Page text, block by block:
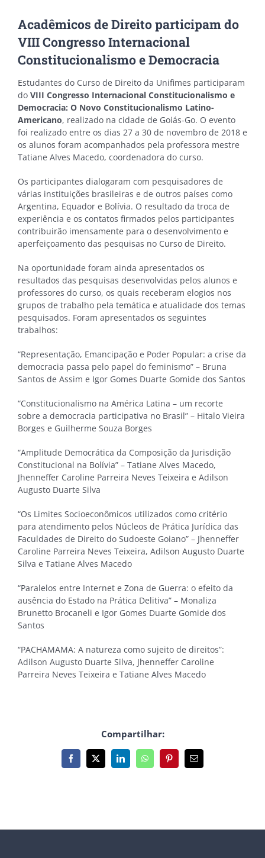
Acadêmicos de Direito participam do
VIII Congresso Internacional
Constitucionalismo e Democracia
Estudantes do Curso de Direito da Unifimes participaram
do VIII Congresso Internacional Constitucionalismo e
Democracia: O Novo Constitucionalismo Latino-
Americano, realizado na cidade de Goiás-Go. O evento
foi realizado entre os dias 27 a 30 de novembro de 2018 e
os alunos foram acompanhados pela professora mestre
Tatiane Alves Macedo, coordenadora do curso.
Os participantes dialogaram com pesquisadores de
várias instituições brasileiras e de outros países como
Argentina, Equador e Bolívia. O resultado da troca de
experiência e os contatos firmados pelos participantes
contribuirão imensamente para o desenvolvimento e
aperfeiçoamento das pesquisas no Curso de Direito.
Na oportunidade foram ainda apresentados os
resultados das pesquisas desenvolvidas pelos alunos e
professores do curso, os quais receberam elogios nos
grupos de trabalho pela temática e atualidade dos temas
pesquisados. Foram apresentados os seguintes
trabalhos:
“Representação, Emancipação e Poder Popular: a crise da
democracia passa pelo papel do feminismo” – Bruna
Santos de Assim e Igor Gomes Duarte Gomide dos Santos
“Constitucionalismo na América Latina – um recorte
sobre a democracia participativa no Brasil” – Hitalo Vieira
Borges e Guilherme Souza Borges
“Amplitude Democrática da Composição da Jurisdição
Constitucional na Bolívia” – Tatiane Alves Macedo,
Jhenneffer Caroline Parreira Neves Teixeira e Adilson
Augusto Duarte Silva
“Os Limites Socioeconômicos utilizados como critério
para atendimento pelos Núcleos de Prática Jurídica das
Faculdades de Direito do Sudoeste Goiano” – Jhenneffer
Caroline Parreira Neves Teixeira, Adilson Augusto Duarte
Silva e Tatiane Alves Macedo
“Paralelos entre Internet e Zona de Guerra: o efeito da
ausência do Estado na Prática Delitiva” – Monaliza
Brunetto Brocaneli e Igor Gomes Duarte Gomide dos
Santos
“PACHAMAMA: A natureza como sujeito de direitos”:
Adilson Augusto Duarte Silva, Jhenneffer Caroline
Parreira Neves Teixeira e Tatiane Alves Macedo
Compartilhar:
Facebook
X LinkedInWhatsAppPinterest
E-
mail